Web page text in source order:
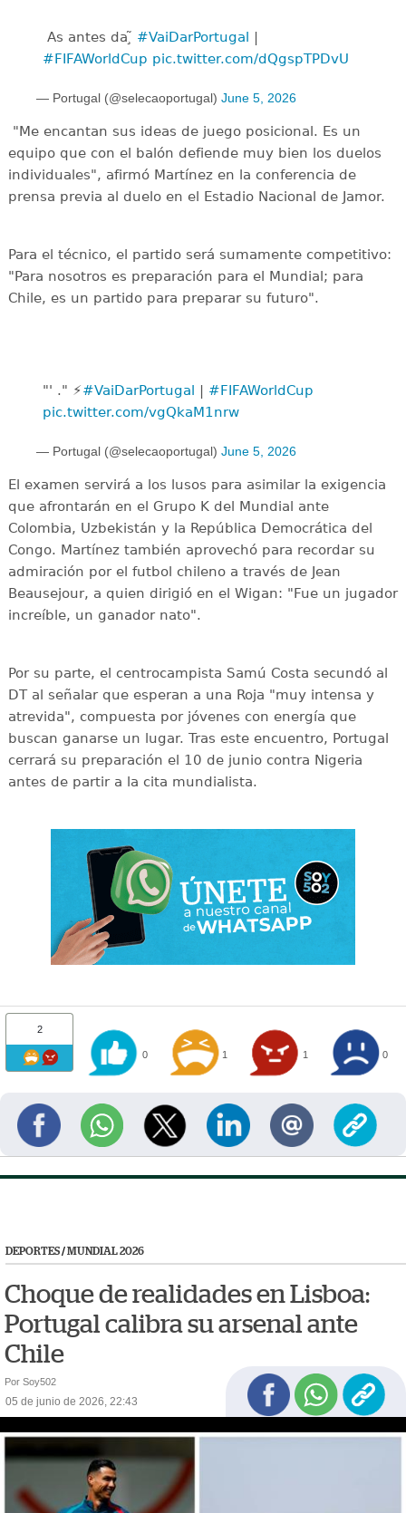
️ As antes da ̧̃ #VaiDarPortugal |
#FIFAWorldCup pic.twitter.com/dQgspTPDvU
— Portugal (@selecaoportugal) June 5, 2026
"Me encantan sus ideas de juego posicional. Es un
equipo que con el balón defiende muy bien los duelos
individuales", afirmó Martínez en la conferencia de
prensa previa al duelo en el Estadio Nacional de Jamor.
Para el técnico, el partido será sumamente competitivo:
"Para nosotros es preparación para el Mundial; para
Chile, es un partido para preparar su futuro".
"' ." ⚡#VaiDarPortugal | #FIFAWorldCup
pic.twitter.com/vgQkaM1nrw
— Portugal (@selecaoportugal) June 5, 2026
El examen servirá a los lusos para asimilar la exigencia
que afrontarán en el Grupo K del Mundial ante
Colombia, Uzbekistán y la República Democrática del
Congo. Martínez también aprovechó para recordar su
admiración por el futbol chileno a través de Jean
Beausejour, a quien dirigió en el Wigan: "Fue un jugador
increíble, un ganador nato".
Por su parte, el centrocampista Samú Costa secundó al
DT al señalar que esperan a una Roja "muy intensa y
atrevida", compuesta por jóvenes con energía que
buscan ganarse un lugar. Tras este encuentro, Portugal
cerrará su preparación el 10 de junio contra Nigeria
antes de partir a la cita mundialista.
2
0 1 1 0
DEPORTES/MUNDIAL 2026
Choque de realidades en Lisboa:
Portugal calibra su arsenal ante
Chile
Por Soy502
05 de junio de 2026, 22:43